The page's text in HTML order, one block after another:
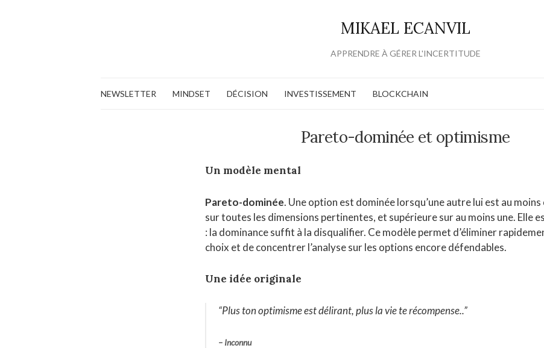
MIKAEL ECANVIL
APPRENDRE À GÉRER L'INCERTITUDE
NEWSLETTER MINDSET DÉCISION INVESTISSEMENT BLOCKCHAIN
Pareto-dominée et optimisme
Un modèle mental
Pareto-dominée. Une option est dominée lorsqu’une autre lui est au
sur toutes les dimensions pertinentes, et supérieure sur au moins une. Elle
: la dominance suffit à la disqualifier. Ce modèle permet d’éliminer
choix et de concentrer l’analyse sur les options encore défendables.
Une idée originale
“Plus ton optimisme est délirant, plus la vie te récompense..”
– Inconnu